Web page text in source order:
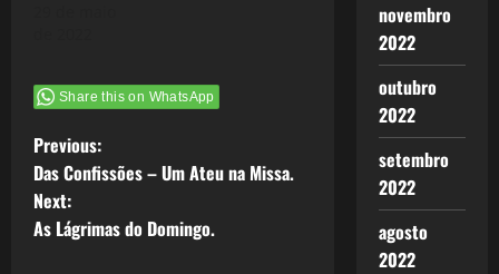
Share this on WhatsApp
P
o
s
Previous:
Das Confissões – Um Ateu na Missa.
Next:
As Lágrimas do Domingo.
novembro
2022
outubro
2022
setembro
2022
agosto
2022